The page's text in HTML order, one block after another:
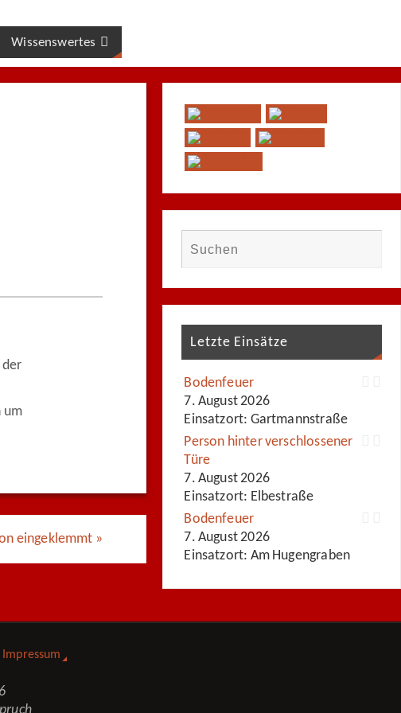
Wissenswertes
der
um
eingeklemmt »
Letzte Einsätze
Bodenfeuer
7. August 2026
Einsatzort: Gartmannstraße
Person hinter verschlossener
Türe
7. August 2026
Einsatzort: Elbestraße
Bodenfeuer
7. August 2026
Einsatzort: Am Hugengraben
Impressum